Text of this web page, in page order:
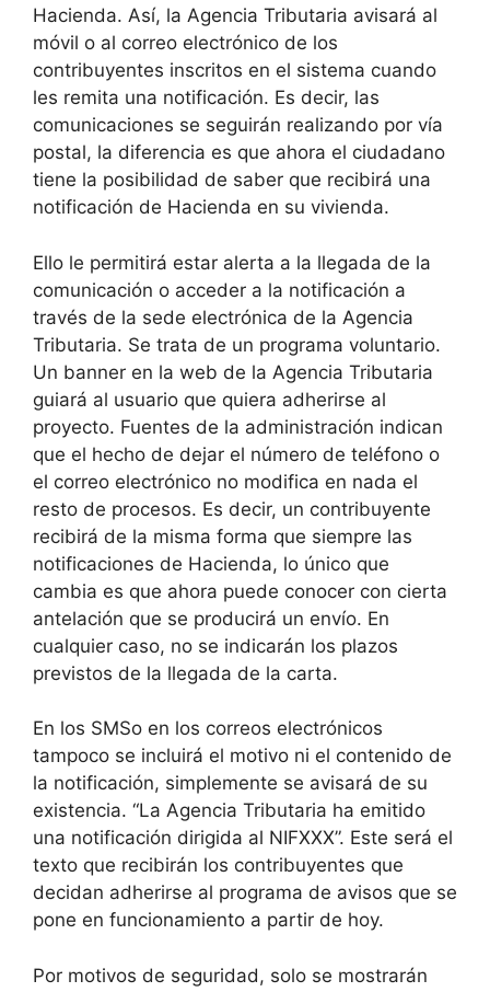
Hacienda. Así, la Agencia Tributaria avisará al
móvil o al correo electrónico de los
contribuyentes inscritos en el sistema cuando
les remita una notificación. Es decir, las
comunicaciones se seguirán realizando por vía
postal, la diferencia es que ahora el ciudadano
tiene la posibilidad de saber que recibirá una
notificación de Hacienda en su vivienda.
Ello le permitirá estar alerta a la llegada de la
comunicación o acceder a la notificación a
través de la sede electrónica de la Agencia
Tributaria. Se trata de un programa voluntario.
Un banner en la web de la Agencia Tributaria
guiará al usuario que quiera adherirse al
proyecto. Fuentes de la administración indican
que el hecho de dejar el número de teléfono o
el correo electrónico no modifica en nada el
resto de procesos. Es decir, un contribuyente
recibirá de la misma forma que siempre las
notificaciones de Hacienda, lo único que
cambia es que ahora puede conocer con cierta
antelación que se producirá un envío. En
cualquier caso, no se indicarán los plazos
previstos de la llegada de la carta.
En los SMSo en los correos electrónicos
tampoco se incluirá el motivo ni el contenido de
la notificación, simplemente se avisará de su
existencia. “La Agencia Tributaria ha emitido
una notificación dirigida al NIFXXX”. Este será el
texto que recibirán los contribuyentes que
decidan adherirse al programa de avisos que se
pone en funcionamiento a partir de hoy.
Por motivos de seguridad, solo se mostrarán